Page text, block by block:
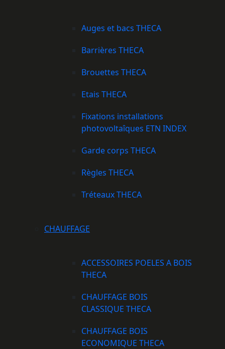
Auges et bacs THECA
Barrières THECA
Brouettes THECA
Etais THECA
Fixations installations
photovoltaîques ETN INDEX
Garde corps THECA
Règles THECA
Tréteaux THECA
CHAUFFAGE
ACCESSOIRES POELES A BOIS
THECA
CHAUFFAGE BOIS
CLASSIQUE THECA
CHAUFFAGE BOIS
ECONOMIQUE THECA